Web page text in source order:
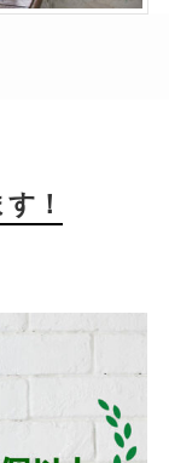
！